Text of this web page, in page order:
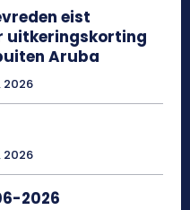
eist
uitkeringskorting
Aruba
2026
2026
2026